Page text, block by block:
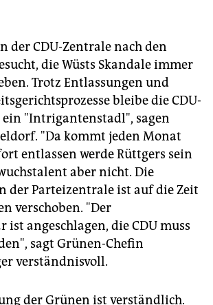
der CDU-Zentrale nach den
die Wüsts Skandale immer
Trotz Entlassungen und
bleibe die CDU-
ein "Intrigantenstadl", sagen
"Da kommt jeden Monat
entlassen werde Rüttgers sein
aber nicht. Die
der Parteizentrale ist auf die Zeit
verschoben. "Der
ist angeschlagen, die CDU muss
sagt Grünen-Chefin
verständnisvoll.
der Grünen ist verständlich.